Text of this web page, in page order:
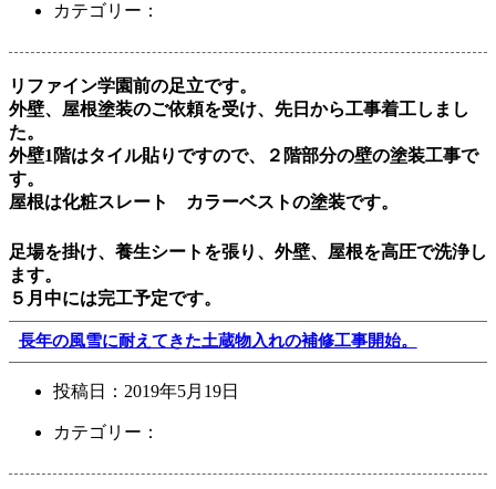
カテゴリー：
リファイン学園前の足立です。
外壁、屋根塗装のご依頼を受け、先日から工事着工しまし
た。
外壁1階はタイル貼りですので、２階部分の壁の塗装工事で
す。
屋根は化粧スレート カラーベストの塗装です。
足場を掛け、養生シートを張り、外壁、屋根を高圧で洗浄し
ます。
５月中には完工予定です。
長年の風雪に耐えてきた土蔵物入れの補修工事開始。
投稿日： 2019年5月19日
カテゴリー：